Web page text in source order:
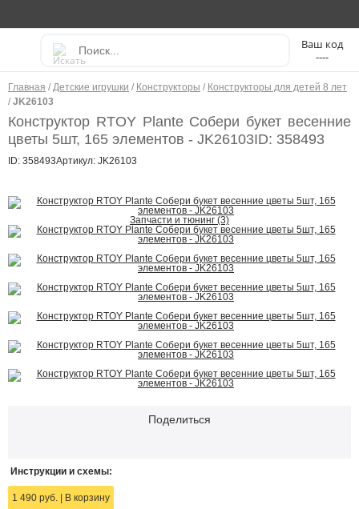
----
Главная / Детские игрушки / Конструкторы / Конструкторы для детей 8 лет
/ JK26103
Конструктор RTOY Plante Собери букет весенние
цветы 5шт, 165 элементов - JK26103ID: 358493
ID: 358493Артикул: JK26103
Запчасти и тюнинг (3)
Поделиться
Инструкции и схемы:
1 490 руб. В корзину